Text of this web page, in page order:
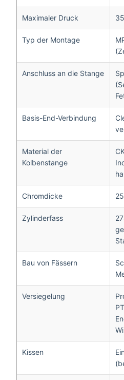
Maximaler Druck
Typ der Montage
Anschluss an die Stange
Basis-End-Verbindung
Material der
Kolbenstange
Chromdicke
Zylinderfass
Bau von Fässern
Versiegelung
Kissen